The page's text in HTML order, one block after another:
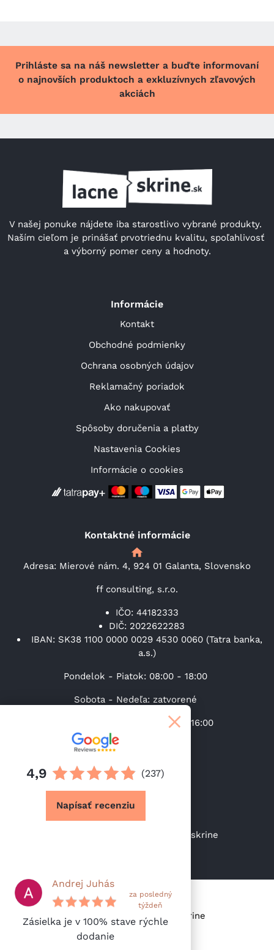
4,9 (237)
Napísať recenziu
Andrej Juhás
za posledný
týždeň
Zásielka je v 100% stave rýchle
dodanie
Prihláste sa na náš newsletter a buďte informovaní
o najnovších produktoch a exkluzívnych zľavových
akciách
V našej ponuke nájdete iba starostlivo vybrané produkty.
Naším cieľom je prinášať prvotriednu kvalitu, spoľahlivosť
a výborný pomer ceny a hodnoty.
Informácie
Kontakt
Obchodné podmienky
Ochrana osobných údajov
Reklamačný poriadok
Ako nakupovať
Spôsoby doručenia a platby
Nastavenia Cookies
Informácie o cookies
Kontaktné informácie
Adresa: Mierové nám. 4, 924 01 Galanta, Slovensko
ff consulting, s.r.o.
IČO: 44182333
DIČ: 2022622283
IBAN: SK38 1100 0000 0029 4530 0060 (Tatra banka,
a.s.)
Pondelok - Piatok: 08:00 - 18:00
Sobota - Nedeľa: zatvorené
Výdaj tovaru (Po-Pi): 08:00 – 16:00
+421 31 37 00 219
info@lacneskrine.sk
https://facebook.com/sk.lacneskrine
Copyright © 2026 Lacné skrine